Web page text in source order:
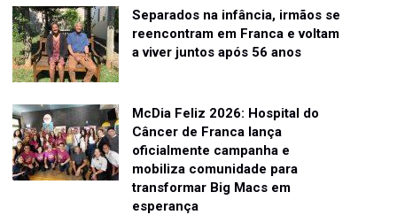
Separados na infância, irmãos se
reencontram em Franca e voltam
a viver juntos após 56 anos
McDia Feliz 2026: Hospital do
Câncer de Franca lança
oficialmente campanha e
mobiliza comunidade para
transformar Big Macs em
esperança